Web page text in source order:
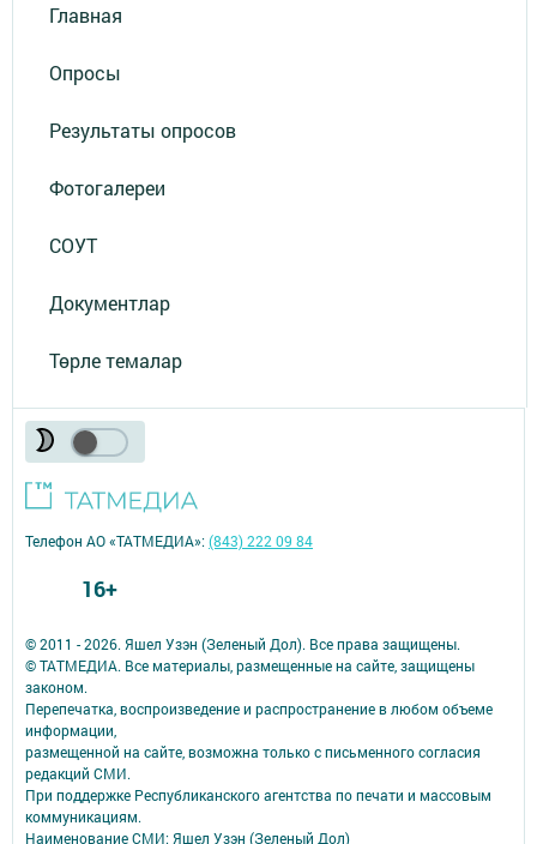
Главная
Опросы
Результаты опросов
Фотогалереи
СОУТ
Документлар
Төрле темалар
© 2011 - 2026. Яшел Узэн (Зеленый Дол). Все права защищены.
© ТАТМЕДИА. Все материалы, размещенные на сайте, защищены
законом.
Перепечатка, воспроизведение и распространение в любом объеме
информации,
размещенной на сайте, возможна только с письменного согласия
редакций СМИ.
При поддержке Республиканского агентства по печати и массовым
коммуникациям.
Наименование СМИ: Яшел Узэн (Зеленый Дол)
Телефон АО «ТАТМЕДИА»:(843) 222 09 84
16+